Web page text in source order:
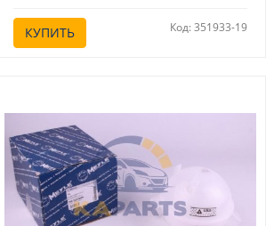
КУПИТЬ Код: 351933-19